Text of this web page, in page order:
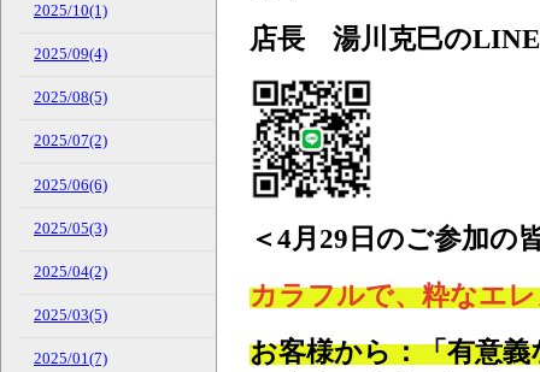
2025/10(1)
2025/09(4)
2025/08(5)
2025/07(2)
2025/06(6)
2025/05(3)
2025/04(2)
2025/03(5)
2025/01(7)
店長 湯川克巳のLINE
＜4月29日のご参加の
カラフルで、粋なエ
お客様から：「有意